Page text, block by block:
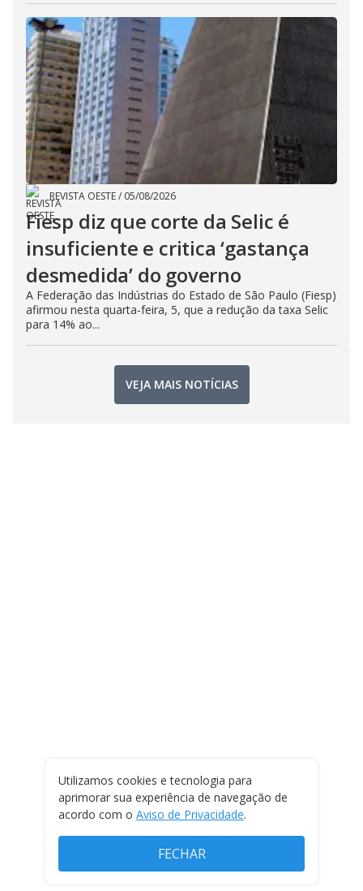
REVISTA OESTE/ 05/08/2026
Fiesp diz que corte da Selic é
insuficiente e critica ‘gastança
desmedida’ do governo
A Federação das Indústrias do Estado de São Paulo (Fiesp)
afirmou nesta quarta-feira, 5, que a redução da taxa Selic
para 14% ao...
VEJA MAIS NOTÍCIAS
Utilizamos cookies e tecnologia para
aprimorar sua experiência de navegação de
acordo com o Aviso de Privacidade.
FECHAR